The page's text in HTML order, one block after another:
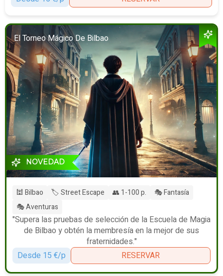
El Torneo Mágico De Bilbao
NOVEDAD
🕍 Bilbao 🏷️ Street Escape 👥 1-100 p.
🎭 Fantasía
🎭 Aventuras
"Supera las pruebas de selección de la Escuela de Magia
de Bilbao y obtén la membresía en la mejor de sus
fraternidades."
Desde 15 €/p
RESERVAR